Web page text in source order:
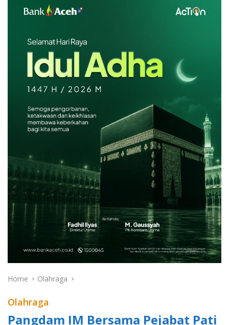
Home Olahraga
Olahraga
Pangdam IM Bersama Pejabat Pati